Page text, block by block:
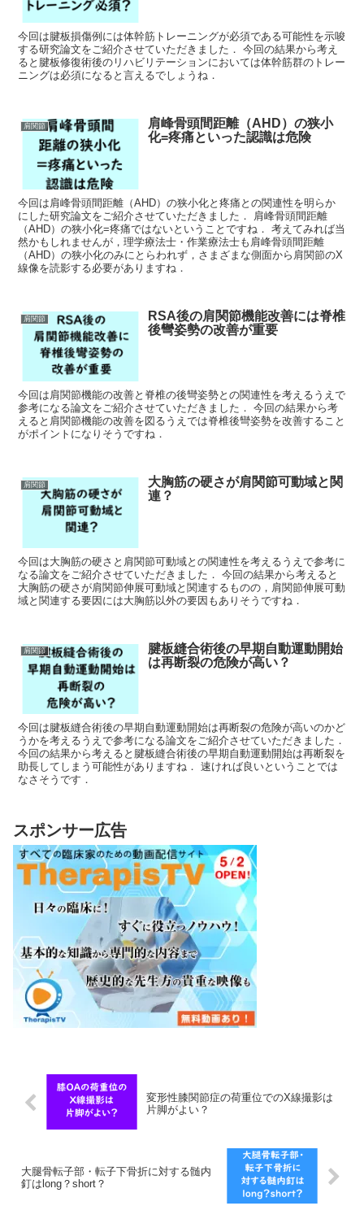
今回は腱板損傷例には体幹筋トレーニングが必須である可能性を示唆
する研究論文をご紹介させていただきました． 今回の結果から考え
ると腱板修復術後のリハビリテーションにおいては体幹筋群のトレー
ニングは必須になると言えるでしょうね．
肩関節
肩峰骨頭間距離（AHD）の狭小
化=疼痛といった認識は危険
今回は肩峰骨頭間距離（AHD）の狭小化と疼痛との関連性を明らか
にした研究論文をご紹介させていただきました． 肩峰骨頭間距離
（AHD）の狭小化=疼痛ではないということですね． 考えてみれば当
然かもしれませんが，理学療法士・作業療法士も肩峰骨頭間距離
（AHD）の狭小化のみにとらわれず，さまざまな側面から肩関節のX
線像を読影する必要がありますね．
肩関節
RSA後の肩関節機能改善には脊椎
後彎姿勢の改善が重要
今回は肩関節機能の改善と脊椎の後彎姿勢との関連性を考えるうえで
参考になる論文をご紹介させていただきました． 今回の結果から考
えると肩関節機能の改善を図るうえでは脊椎後彎姿勢を改善すること
がポイントになりそうですね．
肩関節
大胸筋の硬さが肩関節可動域と関
連？
今回は大胸筋の硬さと肩関節可動域との関連性を考えるうえで参考に
なる論文をご紹介させていただきました． 今回の結果から考えると
大胸筋の硬さが肩関節伸展可動域と関連するものの，肩関節伸展可動
域と関連する要因には大胸筋以外の要因もありそうですね．
肩関節
腱板縫合術後の早期自動運動開始
は再断裂の危険が高い？
今回は腱板縫合術後の早期自動運動開始は再断裂の危険が高いのかど
うかを考えるうえで参考になる論文をご紹介させていただきました．
今回の結果から考えると腱板縫合術後の早期自動運動開始は再断裂を
助長してしまう可能性がありますね． 速ければ良いということでは
なさそうです．
スポンサー広告
変形性膝関節症の荷重位でのX線撮影は
片脚がよい？
大腿骨転子部・転子下骨折に対する髄内
釘はlong？short？